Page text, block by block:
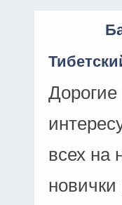
всех на